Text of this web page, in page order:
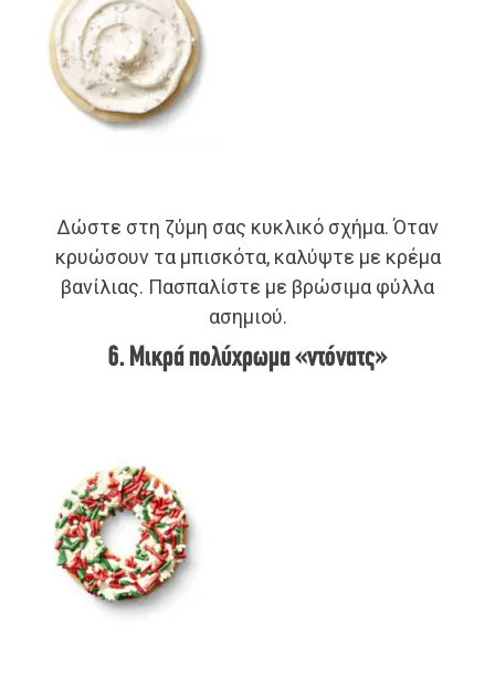
Δώστε στη ζύμη σας κυκλικό σχήμα. Όταν
κρυώσουν τα μπισκότα, καλύψτε με κρέμα
βανίλιας. Πασπαλίστε με βρώσιμα φύλλα
ασημιού.
6. Μικρά πολύχρωμα «ντόνατς»